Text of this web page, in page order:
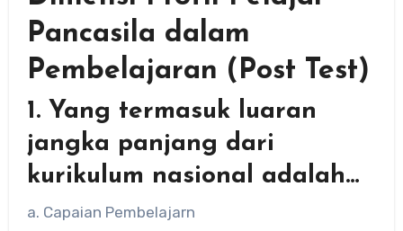
Pancasila dalam
Pembelajaran (Post Test)
1. Yang termasuk luaran
jangka panjang dari
kurikulum nasional adalah…
a. Capaian Pembelajarn